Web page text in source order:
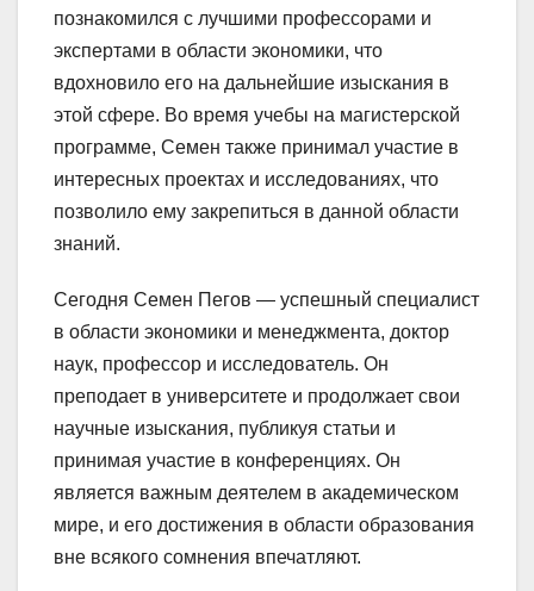
познакомился с лучшими профессорами и
экспертами в области экономики, что
вдохновило его на дальнейшие изыскания в
этой сфере. Во время учебы на магистерской
программе, Семен также принимал участие в
интересных проектах и исследованиях, что
позволило ему закрепиться в данной области
знаний.
Сегодня Семен Пегов — успешный специалист
в области экономики и менеджмента, доктор
наук, профессор и исследователь. Он
преподает в университете и продолжает свои
научные изыскания, публикуя статьи и
принимая участие в конференциях. Он
является важным деятелем в академическом
мире, и его достижения в области образования
вне всякого сомнения впечатляют.